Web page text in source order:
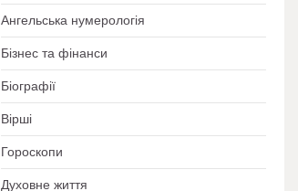
Ангельська нумерологія
Бізнес та фінанси
Біографії
Вірші
Гороскопи
Духовне життя